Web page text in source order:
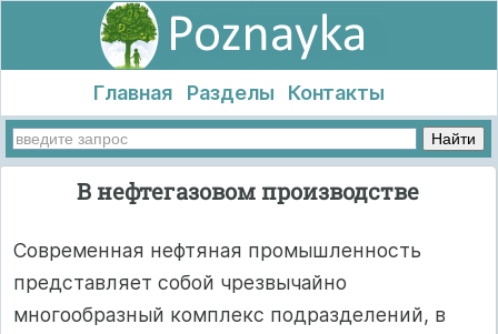
Главная Разделы Контакты
В нефтегазовом производстве
Современная нефтяная промышленность
представляет собой чрезвычайно
многообразный комплекс подразделений, в